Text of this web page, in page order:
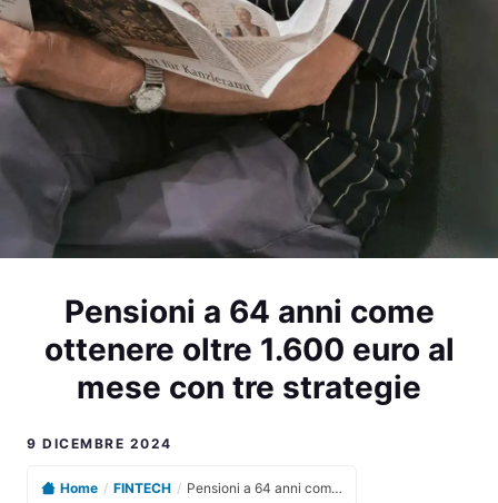
Pensioni a 64 anni come
ottenere oltre 1.600 euro al
mese con tre strategie
9 DICEMBRE 2024
Home / FINTECH / Pensioni a 64 anni come ottenere oltre 1.600 euro al mese con tre strategie